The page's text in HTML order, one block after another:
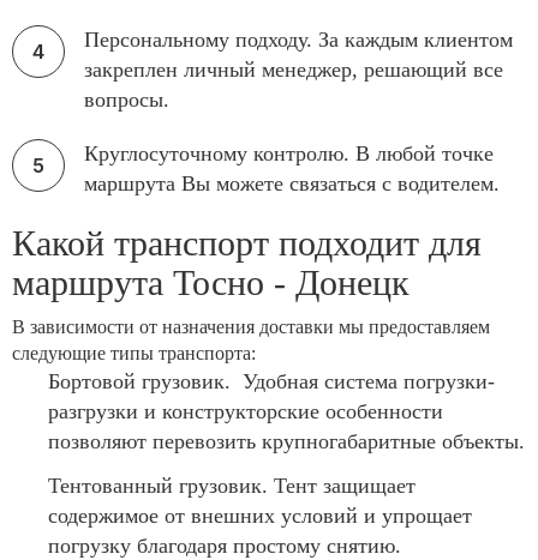
Персональному подходу. За каждым клиентом
закреплен личный менеджер, решающий все
вопросы.
Круглосуточному контролю. В любой точке
маршрута Вы можете связаться с водителем.
Какой транспорт подходит для
маршрута Тосно - Донецк
В зависимости от назначения доставки мы предоставляем
следующие типы транспорта:
Бортовой грузовик. Удобная система погрузки-
разгрузки и конструкторские особенности
позволяют перевозить крупногабаритные объекты.
Тентованный грузовик. Тент защищает
содержимое от внешних условий и упрощает
погрузку благодаря простому снятию.